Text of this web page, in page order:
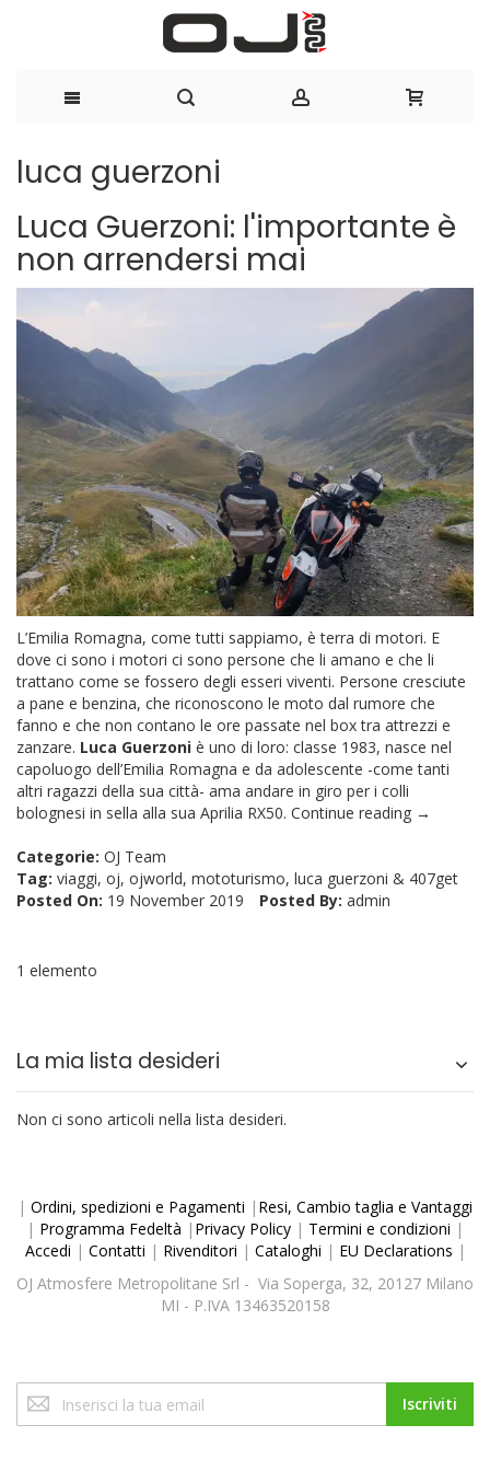
al
contenuto
luca guerzoni
Luca Guerzoni: l'importante è
non arrendersi mai
L’Emilia Romagna, come tutti sappiamo, è terra di motori. E
dove ci sono i motori ci sono persone che li amano e che li
trattano come se fossero degli esseri viventi. Persone cresciute
a pane e benzina, che riconoscono le moto dal rumore che
fanno e che non contano le ore passate nel box tra attrezzi e
zanzare. Luca Guerzoni è uno di loro: classe 1983, nasce nel
capoluogo dell’Emilia Romagna e da adolescente -come tanti
altri ragazzi della sua città- ama andare in giro per i colli
bolognesi in sella alla sua Aprilia RX50. Continue reading →
Categorie: OJ Team
Tag: viaggi, oj, ojworld, mototurismo, luca guerzoni & 407get
Posted On: 19 November 2019 Posted By: admin
1 elemento
La mia lista desideri
Non ci sono articoli nella lista desideri.
| Ordini, spedizioni e Pagamenti | Resi, Cambio taglia e Vantaggi
| Programma Fedeltà | Privacy Policy | Termini e condizioni |
Accedi | Contatti | Rivenditori | Cataloghi | EU Declarations |
OJ Atmosfere Metropolitane Srl - Via Soperga, 32, 20127 Milano
MI - P.IVA 13463520158
Iscriviti
alla
Iscriviti